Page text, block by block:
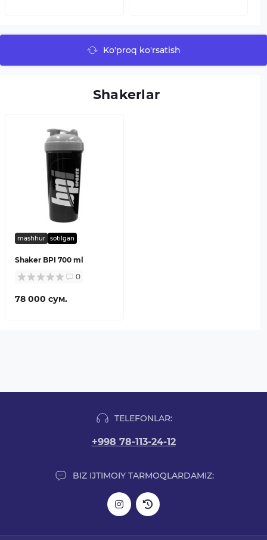
Ko'proq ko'rsatish
Shakerlar
mashhur sotilgan
Shaker BPI 700 ml
0
78 000 сум.
TELEFONLAR:
+998 78-113-24-12
BIZ IJTIMOIY TARMOQLARDAMIZ: